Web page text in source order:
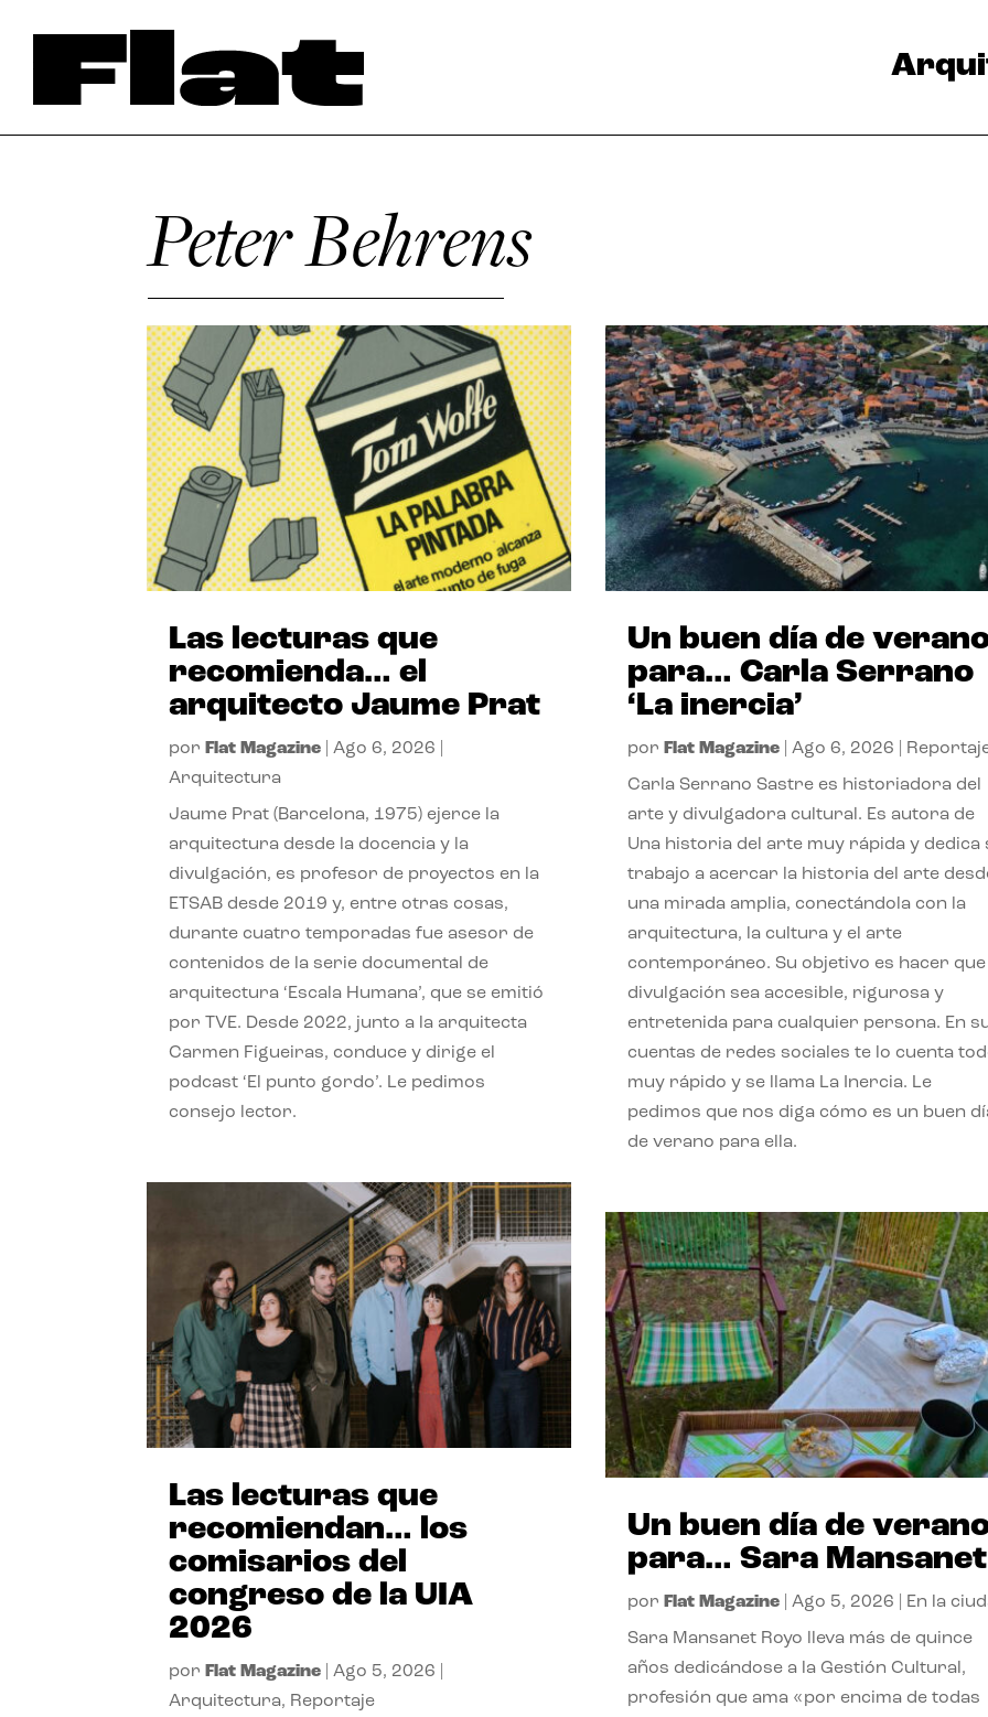
Peter Behrens
Las lecturas que
recomienda… el
arquitecto Jaume Prat
por Flat Magazine |Ago 6, 2026
Arquitectura
Jaume Prat (Barcelona, 1975) ejerce la
arquitectura desde la docencia y la
divulgación, es profesor de proyectos en la
ETSAB desde 2019 y, entre otras cosas,
durante cuatro temporadas fue asesor de
contenidos de la serie documental de
arquitectura ‘Escala Humana’, que se emitió
por TVE. Desde 2022, junto a la arquitecta
Carmen Figueiras, conduce y dirige el
podcast ‘El punto gordo’. Le pedimos
consejo lector.
Las lecturas que
recomiendan… los
comisarios del
congreso de la UIA
2026
por Flat Magazine |Ago 5, 2026
Arquitectura, Reportaje
Un buen día de
para… Carla Serrano
‘La inercia’
por Flat Magazine| Ago 6, 2026
Carla Serrano Sastre es historiadora del
arte y divulgadora cultural. Es autora de
Una historia del arte muy rápida y dedica
trabajo a acercar la historia del arte
una mirada amplia, conectándola con la
arquitectura, la cultura y el arte
contemporáneo. Su objetivo es hacer que
divulgación sea accesible, rigurosa y
entretenida para cualquier persona. En
cuentas de redes sociales te lo cuenta
muy rápido y se llama La Inercia. Le
pedimos que nos diga cómo es un buen
de verano para ella.
Un buen día de
para… Sara Mansanet
por Flat Magazine| Ago 5, 2026 En la
Sara Mansanet Royo lleva más de quince
años dedicándose a la Gestión Cultural,
profesión que ama «por encima de todas